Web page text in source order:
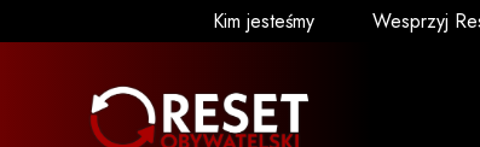
Kim jesteśmy Wesprzyj